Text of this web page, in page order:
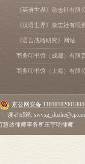
（七）吐火罗语第三种
跋 ...... 133
附 录 ...... 135
吐火罗语 A（焉耆语）《
吐火罗文 A 中的三十二相
吐火罗文 A（焉耆文）《
吐火罗文和回鹘文本《
索 引 ...... 279
《英语世界》杂志社有限
《汉语世界》杂志社有限
《语言战略研究》网站
商务印书馆（成都）有限
商务印书馆（上海）有限
京公网安备
读者邮箱:
慧达律师事务所王宇明律师